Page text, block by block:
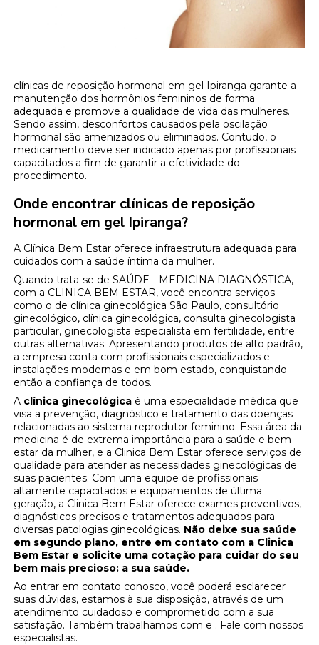
clínicas de reposição hormonal em gel Ipiranga garante a
manutenção dos hormônios femininos de forma
adequada e promove a qualidade de vida das mulheres.
Sendo assim, desconfortos causados pela oscilação
hormonal são amenizados ou eliminados. Contudo, o
medicamento deve ser indicado apenas por profissionais
capacitados a fim de garantir a efetividade do
procedimento.
Onde encontrar clínicas de reposição
hormonal em gel Ipiranga?
A Clínica Bem Estar oferece infraestrutura adequada para
cuidados com a saúde íntima da mulher.
Quando trata-se de SAÚDE - MEDICINA DIAGNÓSTICA,
com a CLINICA BEM ESTAR, você encontra serviços
como o de clínica ginecológica São Paulo, consultório
ginecológico, clínica ginecológica, consulta ginecologista
particular, ginecologista especialista em fertilidade, entre
outras alternativas. Apresentando produtos de alto padrão,
a empresa conta com profissionais especializados e
instalações modernas e em bom estado, conquistando
então a confiança de todos.
A clínica ginecológica é uma especialidade médica que
visa a prevenção, diagnóstico e tratamento das doenças
relacionadas ao sistema reprodutor feminino. Essa área da
medicina é de extrema importância para a saúde e bem-
estar da mulher, e a Clinica Bem Estar oferece serviços de
qualidade para atender as necessidades ginecológicas de
suas pacientes. Com uma equipe de profissionais
altamente capacitados e equipamentos de última
geração, a Clinica Bem Estar oferece exames preventivos,
diagnósticos precisos e tratamentos adequados para
diversas patologias ginecológicas. Não deixe sua saúde
em segundo plano, entre em contato com a Clinica
Bem Estar e solicite uma cotação para cuidar do seu
bem mais precioso: a sua saúde.
Ao entrar em contato conosco, você poderá esclarecer
suas dúvidas, estamos à sua disposição, através de um
atendimento cuidadoso e comprometido com a sua
satisfação. Também trabalhamos com e . Fale com nossos
especialistas.